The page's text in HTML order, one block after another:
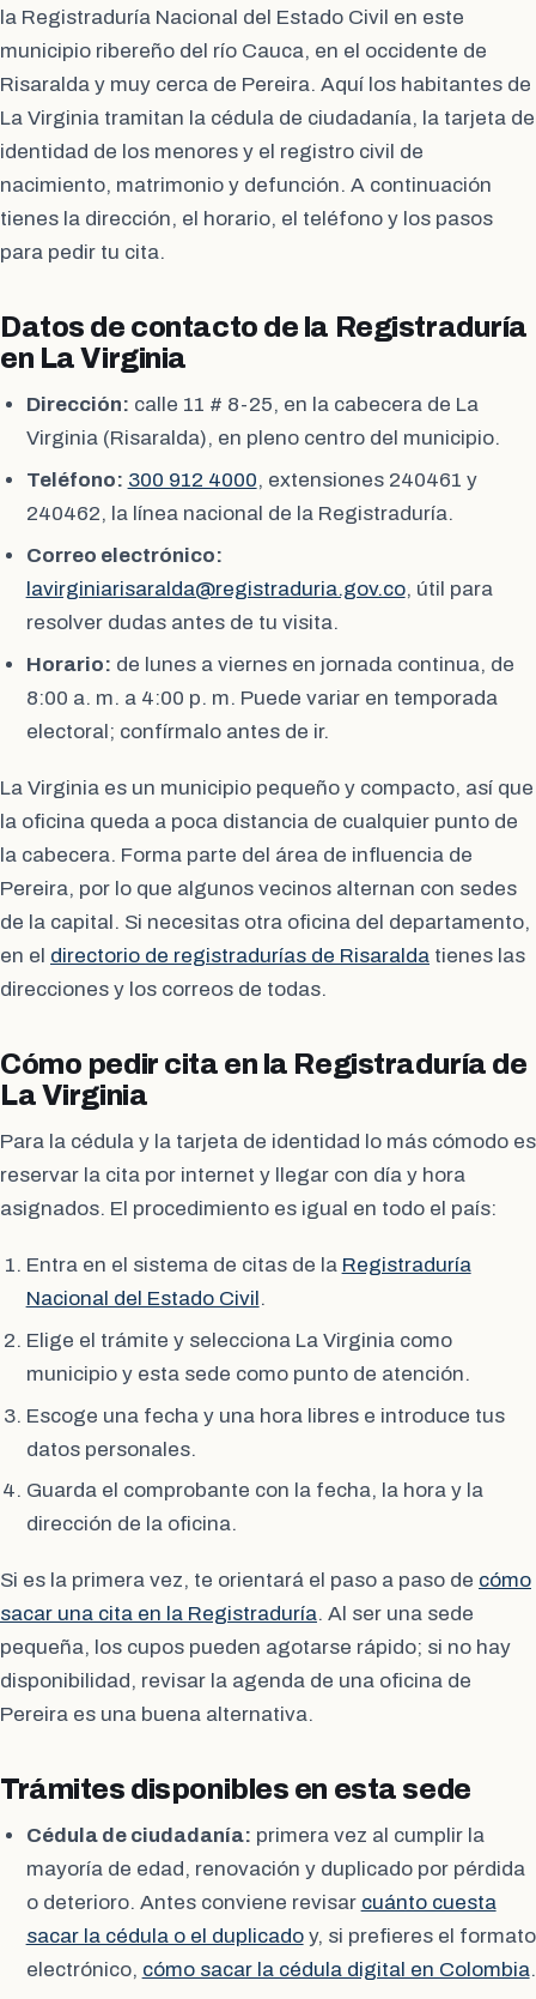
la Registraduría Nacional del Estado Civil en este
municipio ribereño del río Cauca, en el occidente de
Risaralda y muy cerca de Pereira. Aquí los habitantes de
La Virginia tramitan la cédula de ciudadanía, la tarjeta de
identidad de los menores y el registro civil de
nacimiento, matrimonio y defunción. A continuación
tienes la dirección, el horario, el teléfono y los pasos
para pedir tu cita.
Datos de contacto de la Registraduría
en La Virginia
Dirección: calle 11 # 8-25, en la cabecera de La
Virginia (Risaralda), en pleno centro del municipio.
Teléfono: 300 912 4000, extensiones 240461 y
240462, la línea nacional de la Registraduría.
Correo electrónico:
lavirginiarisaralda@registraduria.gov.co, útil para
resolver dudas antes de tu visita.
Horario: de lunes a viernes en jornada continua, de
8:00 a. m. a 4:00 p. m. Puede variar en temporada
electoral; confírmalo antes de ir.
La Virginia es un municipio pequeño y compacto, así que
la oficina queda a poca distancia de cualquier punto de
la cabecera. Forma parte del área de influencia de
Pereira, por lo que algunos vecinos alternan con sedes
de la capital. Si necesitas otra oficina del departamento,
en el directorio de registradurías de Risaralda tienes las
direcciones y los correos de todas.
Cómo pedir cita en la Registraduría de
La Virginia
Para la cédula y la tarjeta de identidad lo más cómodo es
reservar la cita por internet y llegar con día y hora
asignados. El procedimiento es igual en todo el país:
Entra en el sistema de citas de la Registraduría
Nacional del Estado Civil.
Elige el trámite y selecciona La Virginia como
municipio y esta sede como punto de atención.
Escoge una fecha y una hora libres e introduce tus
datos personales.
Guarda el comprobante con la fecha, la hora y la
dirección de la oficina.
Si es la primera vez, te orientará el paso a paso de cómo
sacar una cita en la Registraduría. Al ser una sede
pequeña, los cupos pueden agotarse rápido; si no hay
disponibilidad, revisar la agenda de una oficina de
Pereira es una buena alternativa.
Trámites disponibles en esta sede
Cédula de ciudadanía: primera vez al cumplir la
mayoría de edad, renovación y duplicado por pérdida
o deterioro. Antes conviene revisar cuánto cuesta
sacar la cédula o el duplicadoy, si prefieres el formato
electrónico, cómo sacar la cédula digital en Colombia.